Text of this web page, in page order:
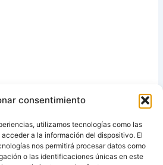
consentimiento
utilizamos tecnologías como las
a la información del dispositivo. El
nos permitirá procesar datos como
o las identificaciones únicas en este